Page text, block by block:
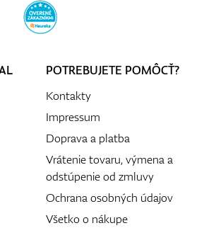
POTREBUJETE POMÔCŤ?
Kontakty
Impressum
Doprava a platba
Vrátenie tovaru, výmena a
odstúpenie od zmluvy
Ochrana osobných údajov
Všetko o nákupe